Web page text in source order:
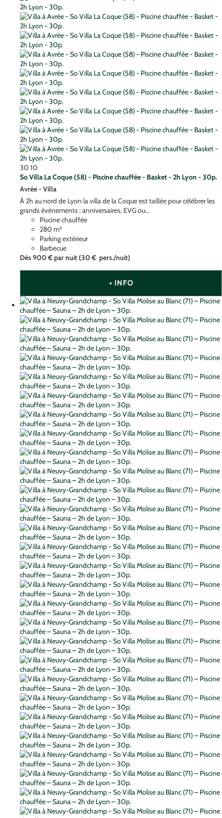
30 10
So Villa La Coque (58) - Piscine chauffée - Basket - 2h Lyon - 30p.
Avrée - Villa
À 2h au nord de Lyon la villa de la Coque est taillée pour célébrer les
grands évènements : anniversaires, EVG ou...
Piscine chauffée
280 m²
Parking extérieur
Barbecue
Dès900 €par nuit(30 € pers./nuit)
+ INFO